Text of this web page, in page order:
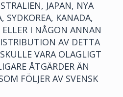
JAPAN, NYA
SYDKOREA, KANADA,
ELLER I NÅGON ANNAN
AV DETTA
VARA OLAGLIGT
ÅTGÄRDER ÄN
FÖLJER AV SVENSK